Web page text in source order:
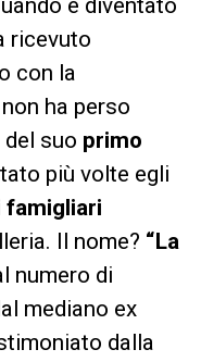
è diventato
ricevuto
con la
ha perso
suo primo
più volte egli
famigliari
Il nome? “La
numero di
mediano ex
dalla